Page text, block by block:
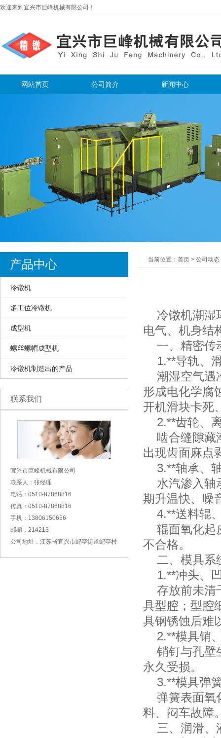
欢迎来到宜兴市巨峰机械有限公司！
网站首页 公司简介 新闻中心
产品中心
冷镦机
多工位冷镦机
成型机
螺丝螺帽成型机
冷镦机制造出的产品
联系我们
宜兴市巨峰机械有限公司
联系人：张经理
电话：0510-87868816
传真：0510-87868816
手机：13806150656
邮编：214213
公司地址：江苏省宜兴市屺亭街道屺亭村
当前位置：首页 > 公司动态
冷镦机潮湿
电气、机身结
一、精密传
1.**导轨、
潮湿空气遇
形成电化学腐
开机滑块卡死
2.**齿轮、
啮合缝隙藏
出现齿面麻点
3.**轴承、
水汽渗入轴
期升温快、噪
4.**送料辊
辊面氧化起
不合格。
二、模具系
1.**冲头、
存放前未清
具型腔；型腔
具钢锈蚀后难
2.**模具销
销钉与孔壁
永久受损。
3.**模具弹
弹簧表面氧
料、闷车故障
三、润滑、